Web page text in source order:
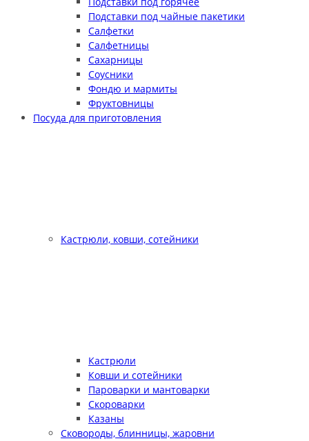
Подставки под чайные пакетики
Салфетки
Салфетницы
Сахарницы
Соусники
Фондю и мармиты
Фруктовницы
Посуда для приготовления
Кастрюли, ковши, сотейники
Кастрюли
Ковши и сотейники
Пароварки и мантоварки
Скороварки
Казаны
Сковороды, блинницы, жаровни